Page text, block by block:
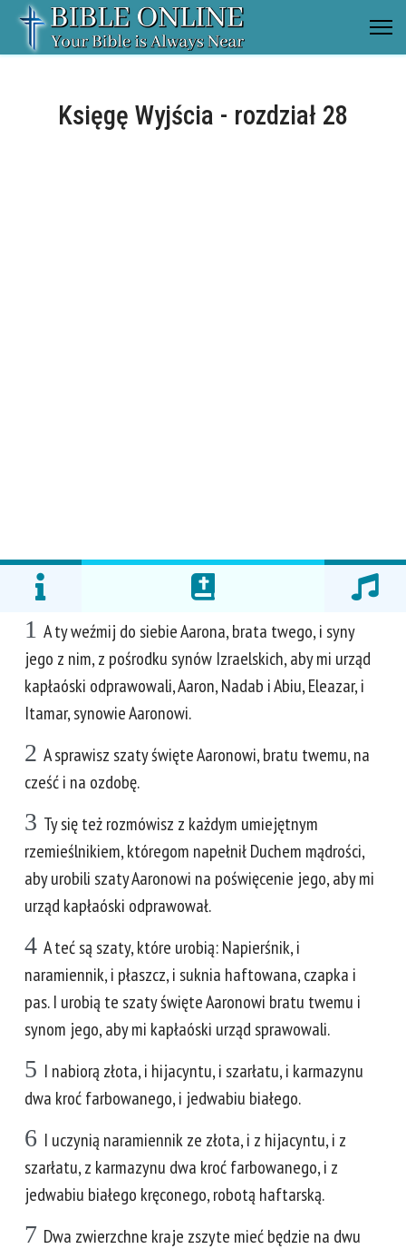
Księgę Wyjścia - rozdział 28
1 A ty weźmij do siebie Aarona, brata twego, i syny
jego z nim, z pośrodku synów Izraelskich, aby mi urząd
kapłaóski odprawowali, Aaron, Nadab i Abiu, Eleazar, i
Itamar, synowie Aaronowi.
2 A sprawisz szaty święte Aaronowi, bratu twemu, na
cześć i na ozdobę.
3 Ty się też rozmówisz z każdym umiejętnym
rzemieślnikiem, któregom napełnił Duchem mądrości,
aby urobili szaty Aaronowi na poświęcenie jego, aby mi
urząd kapłaóski odprawował.
4 A teć są szaty, które urobią: Napierśnik, i
naramiennik, i płaszcz, i suknia haftowana, czapka i
pas. I urobią te szaty święte Aaronowi bratu twemu i
synom jego, aby mi kapłaóski urząd sprawowali.
5 I nabiorą złota, i hijacyntu, i szarłatu, i karmazynu
dwa kroć farbowanego, i jedwabiu białego.
6 I uczynią naramiennik ze złota, i z hijacyntu, i z
szarłatu, z karmazynu dwa kroć farbowanego, i z
jedwabiu białego kręconego, robotą haftarską.
7 Dwa zwierzchne kraje zszyte mieć będzie na dwu